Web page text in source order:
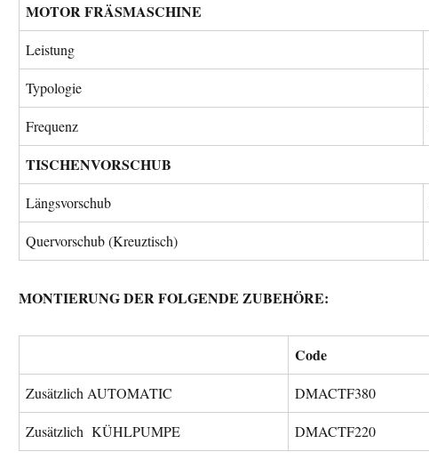
MOTOR FRÄSMASCHINE
Leistung
Typologie
Frequenz
TISCHENVORSCHUB
Längsvorschub
Quervorschub (Kreuztisch)
MONTIERUNG DER FOLGENDE ZUBEHÖRE:
Code
Zusätzlich AUTOMATIC DMACTF380
Zusätzlich KÜHLPUMPE DMACTF220